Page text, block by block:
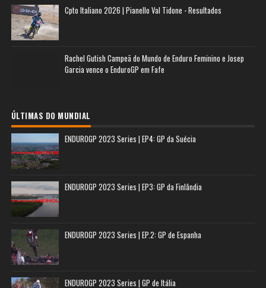
Cpto Italiano 2026 | Pianello Val Tidone - Resultados
Rachel Gutish Campeã do Mundo de Enduro Feminino e Josep
Garcia vence o EnduroGP em Fafe
ÚLTIMAS DO MUNDIAL
ENDUROGP 2023 Series | EP4: GP da Suécia
ENDUROGP 2023 Series | EP3: GP da Finlândia
ENDUROGP 2023 Series | EP.2: GP de Espanha
ENDUROGP 2023 Series | GP de Itália